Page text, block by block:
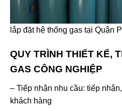
lắp đặt hệ thống gas tại Quận
QUY TRÌNH THIẾT KẾ,
GAS CÔNG NGHIỆP
– Tiếp nhận nhu cầu: tiếp
khách hàng